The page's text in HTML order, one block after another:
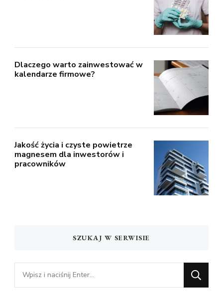
Dlaczego warto zainwestować w
kalendarze firmowe?
Jakość życia i czyste powietrze
magnesem dla inwestorów i
pracowników
SZUKAJ W SERWISIE
Szukasz
czegoś?